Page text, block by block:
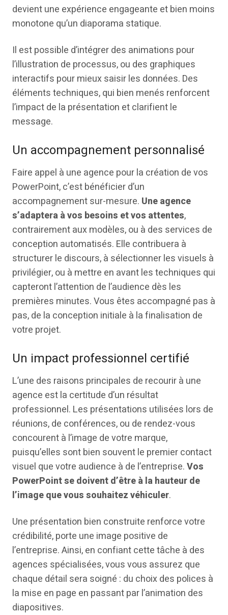
devient une expérience engageante et bien moins
monotone qu’un diaporama statique.
Il est possible d’intégrer des animations pour
l’illustration de processus, ou des graphiques
interactifs pour mieux saisir les données. Des
éléments techniques, qui bien menés renforcent
l’impact de la présentation et clarifient le
message.
Un accompagnement personnalisé
Faire appel à une agence pour la création de vos
PowerPoint, c’est bénéficier d’un
accompagnement sur-mesure. Une agence
s’adaptera à vos besoins et vos attentes,
contrairement aux modèles, ou à des services de
conception automatisés. Elle contribuera à
structurer le discours, à sélectionner les visuels à
privilégier, ou à mettre en avant les techniques qui
capteront l’attention de l’audience dès les
premières minutes. Vous êtes accompagné pas à
pas, de la conception initiale à la finalisation de
votre projet.
Un impact professionnel certifié
L’une des raisons principales de recourir à une
agence est la certitude d’un résultat
professionnel. Les présentations utilisées lors de
réunions, de conférences, ou de rendez-vous
concourent à l’image de votre marque,
puisqu’elles sont bien souvent le premier contact
visuel que votre audience à de l’entreprise.Vos
PowerPoint se doivent d’être à la hauteur de
l’image que vous souhaitez véhiculer.
Une présentation bien construite renforce votre
crédibilité, porte une image positive de
l’entreprise. Ainsi, en confiant cette tâche à des
agences spécialisées, vous vous assurez que
chaque détail sera soigné : du choix des polices à
la mise en page en passant par l’animation des
diapositives.